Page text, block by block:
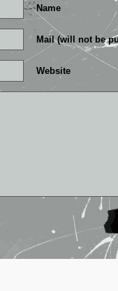
Name
Mail (will not be
Website